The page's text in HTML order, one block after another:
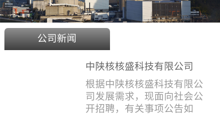
公司新闻
中陕核核盛科技有限公司
2025年度招聘公告
根据中陕核核盛科技有限公
司发展需求，现面向社会公
开招聘，有关事项公告如